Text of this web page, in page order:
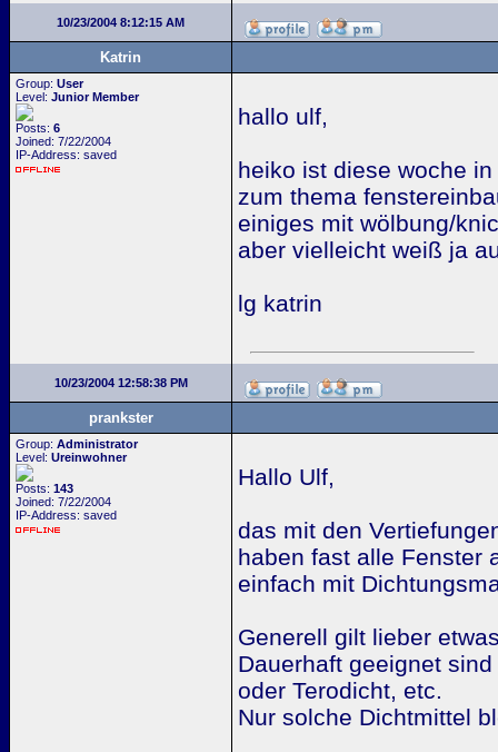
10/23/2004 8:12:15 AM
Katrin
Group: User
Level: Junior Member
Posts: 6
Joined: 7/22/2004
IP-Address: saved
hallo ulf,
heiko ist diese woche
zum thema
einiges mit wölbung/
aber vielleicht weiß ja
lg katrin
10/23/2004 12:58:38 PM
prankster
Group: Administrator
Level: Ureinwohner
Posts: 143
Joined: 7/22/2004
IP-Address: saved
Hallo Ulf,
das mit den
haben fast alle Fenster
einfach mit
Generell gilt lieber
Dauerhaft geeignet
oder Terodicht, etc.
Nur solche Dichtmittel